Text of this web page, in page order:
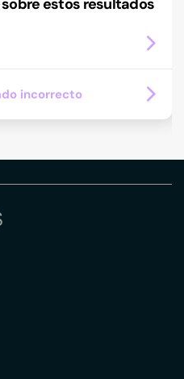
estos resultados
incorrecto